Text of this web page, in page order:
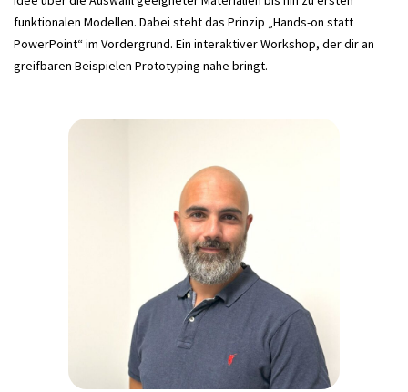
funktionalen Modellen. Dabei steht das Prinzip „Hands-on statt
PowerPoint“ im Vordergrund. Ein interaktiver Workshop, der dir an
greifbaren Beispielen Prototyping nahe bringt.